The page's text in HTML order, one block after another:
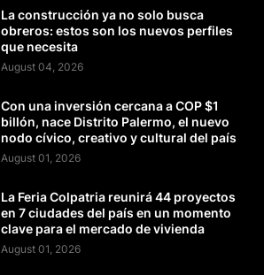
La construcción ya no solo busca
obreros: estos son los nuevos perfiles
que necesita
August 04, 2026
Con una inversión cercana a COP $1
billón, nace Distrito Palermo, el nuevo
nodo cívico, creativo y cultural del país
August 01, 2026
La Feria Colpatria reunirá 44 proyectos
en 7 ciudades del país en un momento
clave para el mercado de vivienda
August 01, 2026